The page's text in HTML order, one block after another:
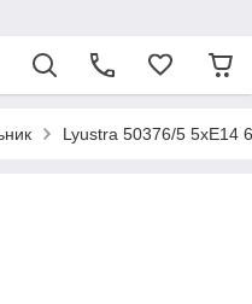
Lyustra 50376/5 5хE14